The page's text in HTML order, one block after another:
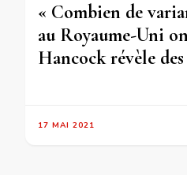
« Combien de
au Royaume-Uni
Hancock révèle
17 MAI 2021